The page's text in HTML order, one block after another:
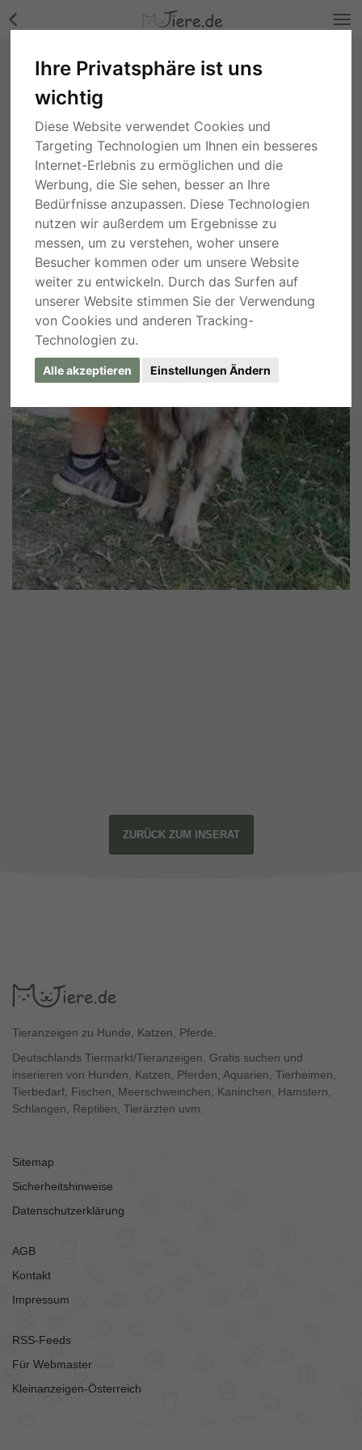
Ihre Privatsphäre ist uns
wichtig
Diese Website verwendet Cookies und
Targeting Technologien um Ihnen ein besseres
Internet-Erlebnis zu ermöglichen und die
Werbung, die Sie sehen, besser an Ihre
Bedürfnisse anzupassen. Diese Technologien
nutzen wir außerdem um Ergebnisse zu
messen, um zu verstehen, woher unsere
Besucher kommen oder um unsere Website
weiter zu entwickeln. Durch das Surfen auf
unserer Website stimmen Sie der Verwendung
von Cookies und anderen Tracking-
Technologien zu.
Alle akzeptieren Einstellungen Ändern
Stefania sucht erfahrene Menschen!, Kaukase
- Hündin Bilder
ZURÜCK ZUM INSERAT
Tieranzeigen zu Hunde, Katzen, Pferde.
Deutschlands Tiermarkt/Tieranzeigen. Gratis suchen und
inserieren von Hunden, Katzen, Pferden, Aquarien, Tierheimen,
Tierbedarf, Fischen, Meerschweinchen, Kaninchen, Hamstern,
Schlangen, Reptilien, Tierärzten uvm.
Sitemap
Sicherheitshinweise
Datenschutzerklärung
AGB
Kontakt
Impressum
RSS-Feeds
Für Webmaster
Kleinanzeigen-Österreich